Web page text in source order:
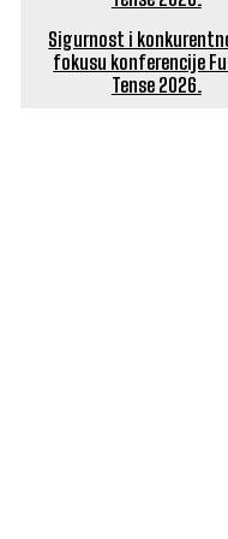
Sigurnost i
fokusu konferencije
Tense 2026.